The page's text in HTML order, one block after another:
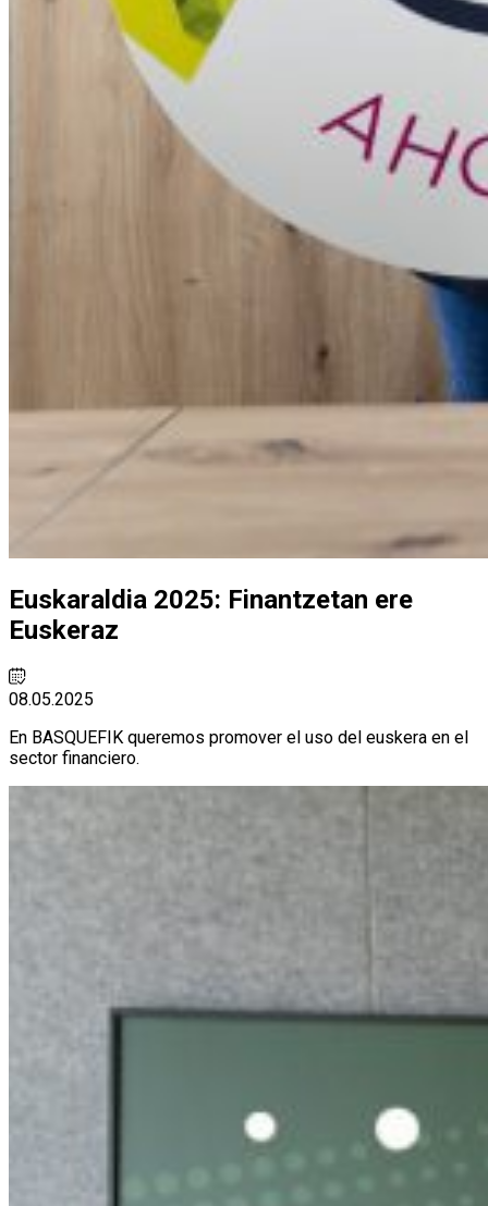
Euskaraldia 2025: Finantzetan ere
Euskeraz
08.05.2025
En BASQUEFIK queremos promover el uso del euskera en el
sector financiero.